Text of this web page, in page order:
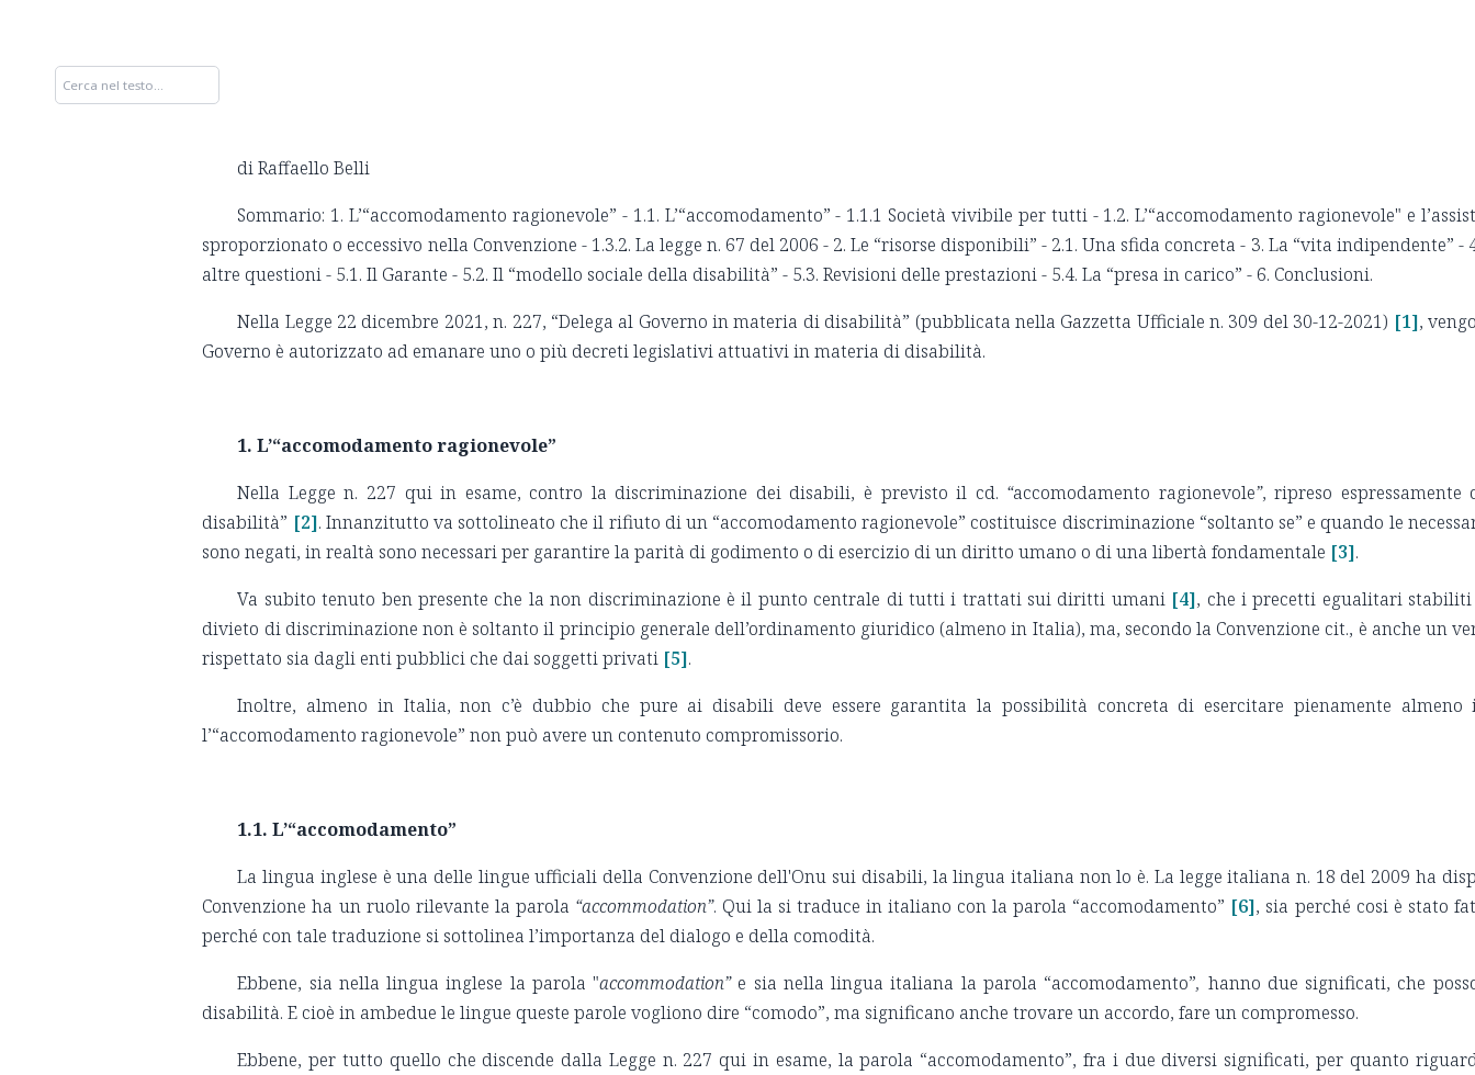
di Raffaello Belli
Sommario: 1. L’“accomodamento ragionevole” - 1.1. L’“accomodamento” - 1.1.1 Società vivibile per tutti - 1.2. L’“accomodamento ragionevole" e
sproporzionato o eccessivo nella Convenzione - 1.3.2. La legge n. 67 del 2006 - 2. Le “risorse disponibili” - 2.1. Una sfida concreta - 3. La “vita
altre questioni - 5.1. Il Garante - 5.2. Il “modello sociale della disabilità” - 5.3. Revisioni delle prestazioni - 5.4. La “presa in carico” - 6. Conclusioni.
Nella Legge 22 dicembre 2021, n. 227, “Delega al Governo in materia di disabilità” (pubblicata nella Gazzetta Ufficiale n. 309 del 30-12-2021) [1],
Governo è autorizzato ad emanare uno o più decreti legislativi attuativi in materia di disabilità.
1. L’“accomodamento ragionevole”
Nella Legge n. 227 qui in esame, contro la discriminazione dei disabili, è previsto il cd. “accomodamento ragionevole”, ripreso
disabilità” [2]. Innanzitutto va sottolineato che il rifiuto di un “accomodamento ragionevole” costituisce discriminazione “soltanto se” e quando le
sono negati, in realtà sono necessari per garantire la parità di godimento o di esercizio di un diritto umano o di una libertà fondamentale [3].
Va subito tenuto ben presente che la non discriminazione è il punto centrale di tutti i trattati sui diritti umani [4], che i precetti egualitari stabiliti
divieto di discriminazione non è soltanto il principio generale dell’ordinamento giuridico (almeno in Italia), ma, secondo la Convenzione cit., è anche un
rispettato sia dagli enti pubblici che dai soggetti privati [5].
Inoltre, almeno in Italia, non c’è dubbio che pure ai disabili deve essere garantita la possibilità concreta di esercitare pienamente
l’“accomodamento ragionevole” non può avere un contenuto compromissorio.
1.1. L’“accomodamento”
La lingua inglese è una delle lingue ufficiali della Convenzione dell'Onu sui disabili, la lingua italiana non lo è. La legge italiana n. 18 del 2009 ha
Convenzione ha un ruolo rilevante la parola “accommodation”. Qui la si traduce in italiano con la parola “accomodamento” [6], sia perché cosi è stato
perché con tale traduzione si sottolinea l’importanza del dialogo e della comodità.
Ebbene, sia nella lingua inglese la parola "accommodation”e sia nella lingua italiana la parola “accomodamento”, hanno due significati, che
disabilità. E cioè in ambedue le lingue queste parole vogliono dire “comodo”, ma significano anche trovare un accordo, fare un compromesso.
Ebbene, per tutto quello che discende dalla Legge n. 227 qui in esame, la parola “accomodamento”, fra i due diversi significati, per quanto